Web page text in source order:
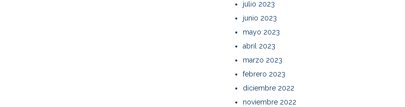
julio 2023
junio 2023
mayo 2023
abril 2023
marzo 2023
febrero 2023
diciembre 2022
noviembre 2022